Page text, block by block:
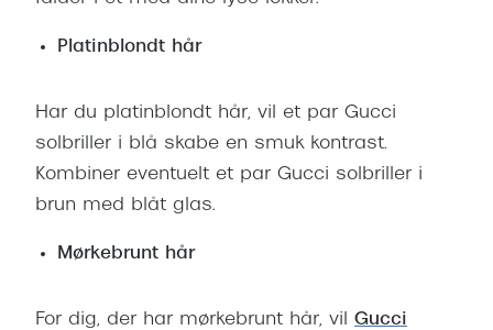
Platinblondt hår
Har du platinblondt hår, vil et par Gucci
solbriller i blå skabe en smuk kontrast.
Kombiner eventuelt et par Gucci solbriller i
brun med blåt glas.
Mørkebrunt hår
For dig, der har mørkebrunt hår, vil Gucci